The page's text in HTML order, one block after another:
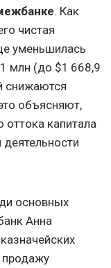
. Как
чистая
уменьшилась
млн (до $1 668,9
снижаются
объясняют,
оттока капитала
деятельности
основных
Анна
продажу